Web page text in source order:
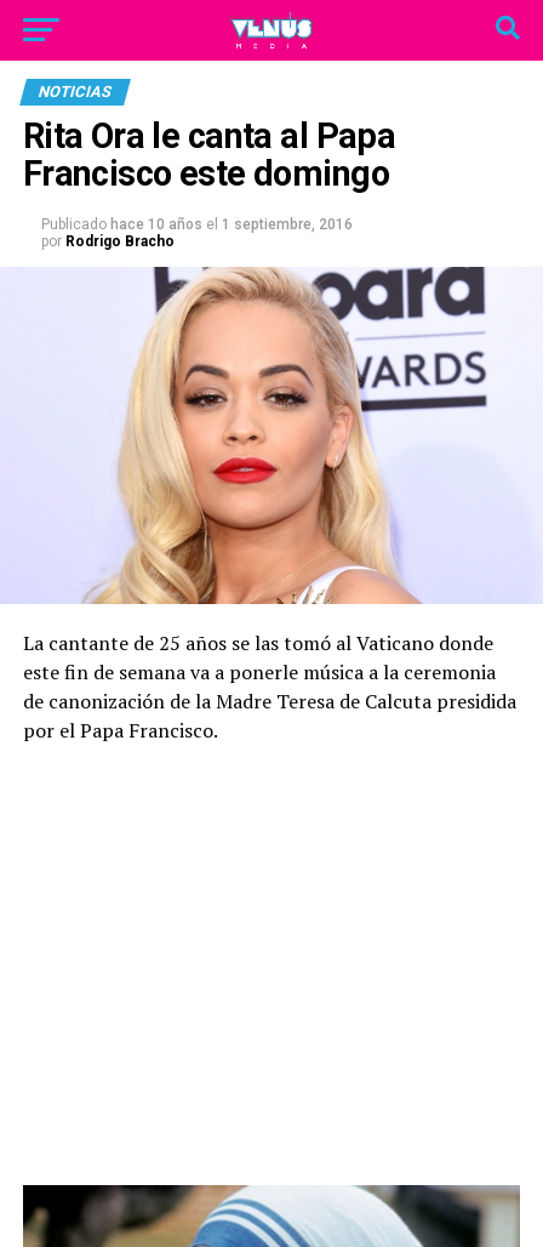
NOTICIAS
Rita Ora le canta al Papa
Francisco este domingo
Publicado hace 10 años el 1 septiembre, 2016
por Rodrigo Bracho
La cantante de 25 años se las tomó al Vaticano donde
este fin de semana va a ponerle música a la ceremonia
de canonización de la Madre Teresa de Calcuta presidida
por el Papa Francisco.